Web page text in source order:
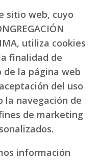
sitio web, cuyo
utiliza cookies
finalidad de
la página web
del uso
la navegación de
de marketing
información